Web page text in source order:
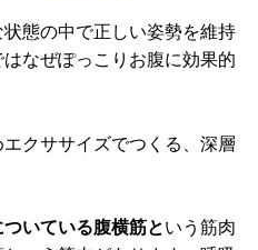
態の中で正しい姿勢を維持
なぜぽっこりお腹に効果的
クササイズでつくる、深層
いている腹横筋という筋肉